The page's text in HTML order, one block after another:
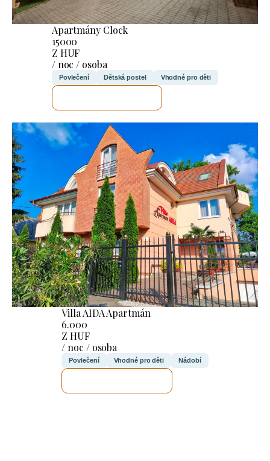
Apartmány Clock
15000
Z HUF
/ noc / osoba
Povlečení Dětská postel Vhodné pro děti
Villa AIDA Apartmán
6.000
Z HUF
/ noc / osoba
Povlečení Vhodné pro děti Nádobí